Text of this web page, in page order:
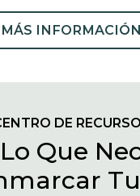
MÁS INFORMACIÓN
DE
Que